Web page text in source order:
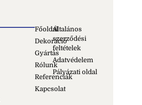
Főoldal
Dekoráció
Gyártás
Rólunk
Referenciák
Kapcsolat
Általános
szerződési
feltételek
Adatvédelem
Pályázati oldal